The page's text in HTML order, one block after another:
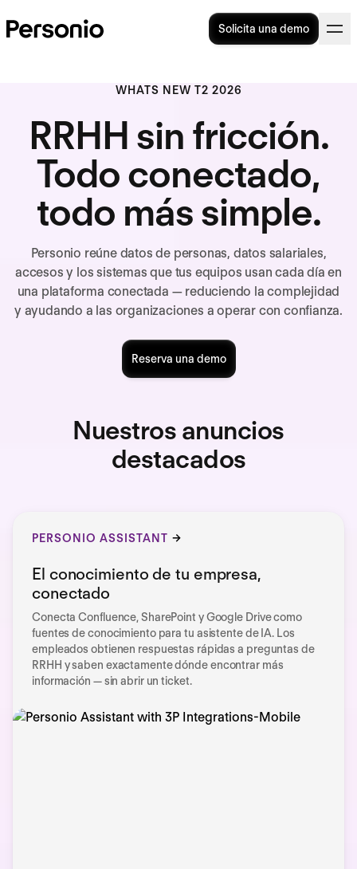
Solicita una demo
WHATS NEW T2 2026
RRHH sin fricción.
Todo conectado,
todo más simple.
Personio reúne datos de personas, datos salariales,
accesos y los sistemas que tus equipos usan cada día en
una plataforma conectada — reduciendo la complejidad
y ayudando a las organizaciones a operar con confianza.
Reserva una demo
Nuestros anuncios
destacados
PERSONIO ASSISTANT
El conocimiento de tu empresa,
conectado
Conecta Confluence, SharePoint y Google Drive como
fuentes de conocimiento para tu asistente de IA. Los
empleados obtienen respuestas rápidas a preguntas de
RRHH y saben exactamente dónde encontrar más
información — sin abrir un ticket.